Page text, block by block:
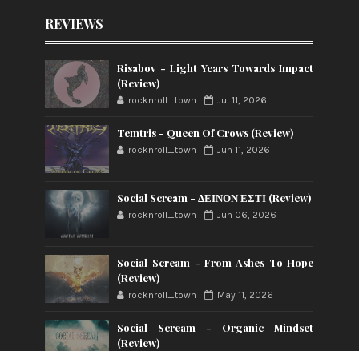
REVIEWS
Risabov - Light Years Towards Impact
(Review)
rocknroll_town Jul 11, 2026
Temtris - Queen Of Crows (Review)
rocknroll_town Jun 11, 2026
Social Scream - ΔΕΙΝΟΝ ΕΣΤΙ (Review)
rocknroll_town Jun 06, 2026
Social Scream - From Ashes To Hope
(Review)
rocknroll_town May 11, 2026
Social Scream - Organic Mindset
(Review)